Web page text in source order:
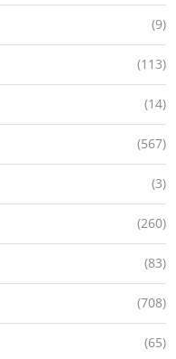
(9)
(113)
(14)
(567)
(3)
(260)
(83)
(708)
(65)